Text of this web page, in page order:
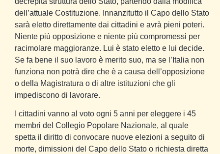
dell’attuale Costituzione. Innanzitutto il Capo dello Stato
sarà eletto direttamente dai cittadini e avrà pieni poteri.
Niente più opposizione e niente più compromessi per
racimolare maggioranze. Lui è stato eletto e lui decide.
Se fa bene il suo lavoro è merito suo, ma se l’Italia non
funziona non potrà dire che è a causa dell’opposizione
o della Magistratura o di altre istituzioni che gli
impediscono di lavorare.
I cittadini vanno al voto ogni 5 anni per eleggere i 45
membri del Collegio Popolare Nazionale, al quale
spetta il diritto di convocare nuove elezioni a seguito di
morte, dimissioni del Capo dello Stato o richiesta diretta